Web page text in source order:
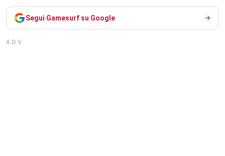
Segui Gamesurf su Google
ADV